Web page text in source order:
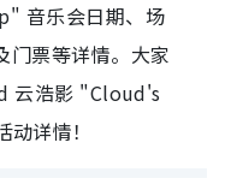
音乐会日期、场
门票等详情。大家
云浩影 "Cloud's
详情！